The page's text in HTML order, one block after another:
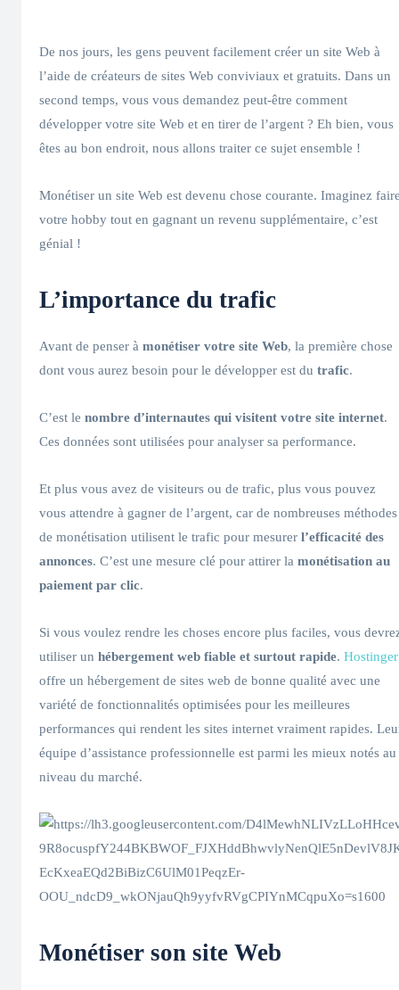
De nos jours, les gens peuvent facilement créer un site Web à
l’aide de créateurs de sites Web conviviaux et gratuits. Dans un
second temps, vous vous demandez peut-être comment
développer votre site Web et en tirer de l’argent ? Eh bien, vous
êtes au bon endroit, nous allons traiter ce sujet ensemble !
Monétiser un site Web est devenu chose courante. Imaginez
votre hobby tout en gagnant un revenu supplémentaire, c’est
génial !
L’importance du trafic
Avant de penser à monétiser votre site Web, la première chose
dont vous aurez besoin pour le développer est du trafic.
C’est le nombre d’internautes qui visitent votre site internet.
Ces données sont utilisées pour analyser sa performance.
Et plus vous avez de visiteurs ou de trafic, plus vous pouvez
vous attendre à gagner de l’argent, car de nombreuses méthodes
de monétisation utilisent le trafic pour mesurer l’efficacité des
annonces. C’est une mesure clé pour attirer la monétisation au
paiement par clic.
Si vous voulez rendre les choses encore plus faciles, vous
utiliser un hébergement web fiable et surtout rapide. Hostinger
offre un hébergement de sites web de bonne qualité avec une
variété de fonctionnalités optimisées pour les meilleures
performances qui rendent les sites internet vraiment rapides.
équipe d’assistance professionnelle est parmi les mieux notés au
niveau du marché.
Monétiser son site Web